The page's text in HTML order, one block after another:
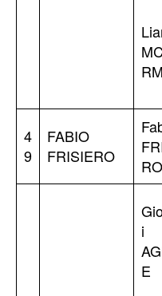
4
9
FABIO
FRISIERO
RO
i
E